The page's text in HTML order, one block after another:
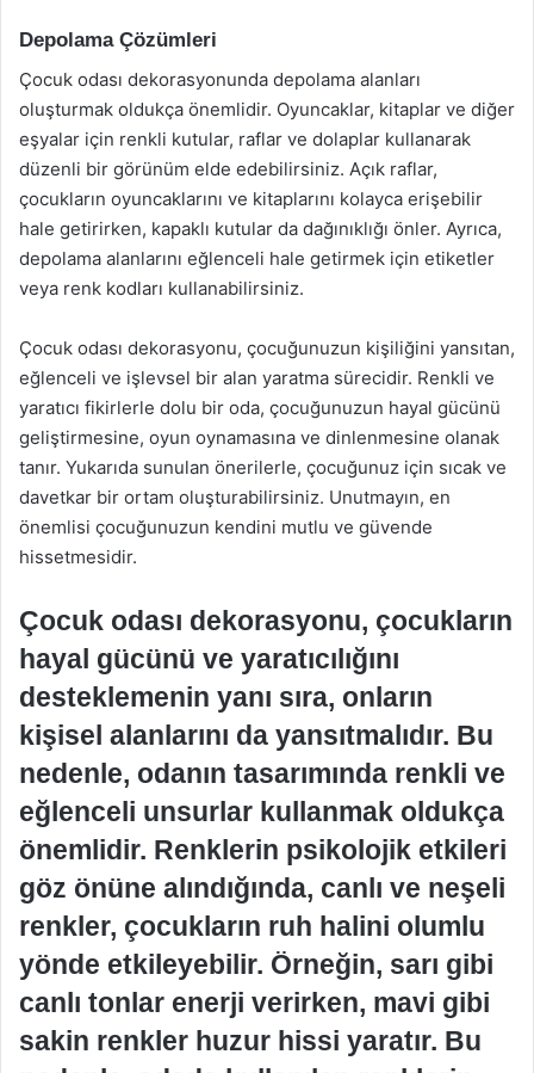
Depolama Çözümleri
Çocuk odası dekorasyonunda depolama alanları
oluşturmak oldukça önemlidir. Oyuncaklar, kitaplar ve diğer
eşyalar için renkli kutular, raflar ve dolaplar kullanarak
düzenli bir görünüm elde edebilirsiniz. Açık raflar,
çocukların oyuncaklarını ve kitaplarını kolayca erişebilir
hale getirirken, kapaklı kutular da dağınıklığı önler. Ayrıca,
depolama alanlarını eğlenceli hale getirmek için etiketler
veya renk kodları kullanabilirsiniz.
Çocuk odası dekorasyonu, çocuğunuzun kişiliğini yansıtan,
eğlenceli ve işlevsel bir alan yaratma sürecidir. Renkli ve
yaratıcı fikirlerle dolu bir oda, çocuğunuzun hayal gücünü
geliştirmesine, oyun oynamasına ve dinlenmesine olanak
tanır. Yukarıda sunulan önerilerle, çocuğunuz için sıcak ve
davetkar bir ortam oluşturabilirsiniz. Unutmayın, en
önemlisi çocuğunuzun kendini mutlu ve güvende
hissetmesidir.
Çocuk odası dekorasyonu, çocukların
hayal gücünü ve yaratıcılığını
desteklemenin yanı sıra, onların
kişisel alanlarını da yansıtmalıdır. Bu
nedenle, odanın tasarımında renkli ve
eğlenceli unsurlar kullanmak oldukça
önemlidir. Renklerin psikolojik etkileri
göz önüne alındığında, canlı ve neşeli
renkler, çocukların ruh halini olumlu
yönde etkileyebilir. Örneğin, sarı gibi
canlı tonlar enerji verirken, mavi gibi
sakin renkler huzur hissi yaratır. Bu